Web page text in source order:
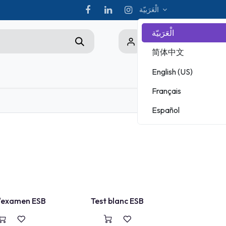
الْعَرَبيّة
الْعَرَبيّة
简体中文
English (US)
Français
Español
0
ESB TEST BLANC
Test blanc ESB